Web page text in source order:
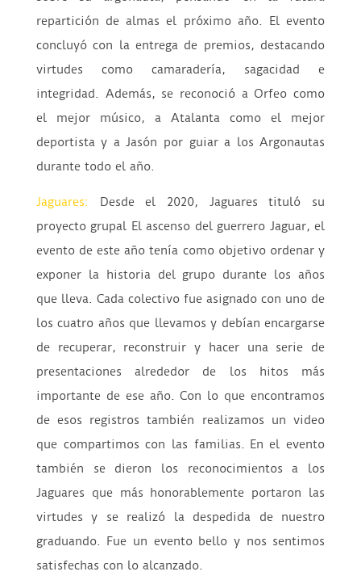
repartición de almas el próximo año. El evento
concluyó con la entrega de premios, destacando
virtudes como camaradería, sagacidad e
integridad. Además, se reconoció a Orfeo como
el mejor músico, a Atalanta como el mejor
deportista y a Jasón por guiar a los Argonautas
durante todo el año.
Jaguares: Desde el 2020, Jaguares tituló su
proyecto grupal El ascenso del guerrero Jaguar, el
evento de este año tenía como objetivo ordenar y
exponer la historia del grupo durante los años
que lleva. Cada colectivo fue asignado con uno de
los cuatro años que llevamos y debían encargarse
de recuperar, reconstruir y hacer una serie de
presentaciones alrededor de los hitos más
importante de ese año. Con lo que encontramos
de esos registros también realizamos un video
que compartimos con las familias. En el evento
también se dieron los reconocimientos a los
Jaguares que más honorablemente portaron las
virtudes y se realizó la despedida de nuestro
graduando. Fue un evento bello y nos sentimos
satisfechas con lo alcanzado.